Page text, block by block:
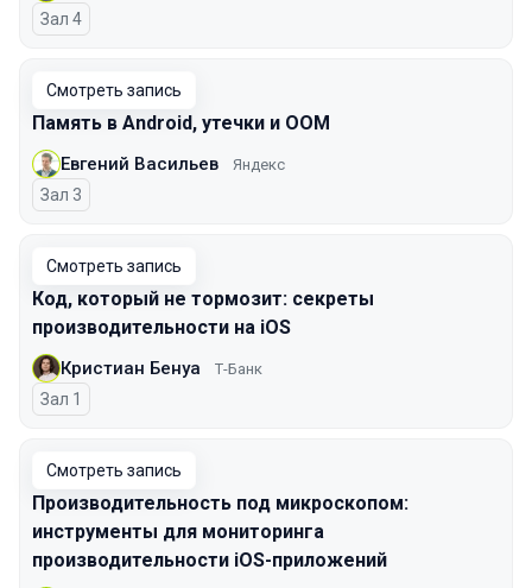
Зал 4
Смотреть запись
Память в Android, утечки и OOM
Евгений Васильев Яндекс
Зал 3
Смотреть запись
Код, который не тормозит: секреты
производительности на iOS
Кристиан Бенуа Т-Банк
Зал 1
Смотреть запись
Производительность под микроскопом:
инструменты для мониторинга
производительности iOS-приложений